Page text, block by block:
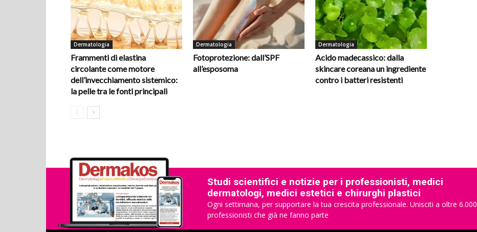
Dermatologia
Frammenti di elastina
circolante come motore
dell’invecchiamento sistemico:
la pelle tra le fonti principali
Dermatologia
Fotoprotezione: dall’SPF
all’esposoma
Dermatologia
Acido madecassico: dalla
skincare coreana un ingrediente
contro i batteri resistenti
Studi scientifici e notizie per i professionisti, medici
dermatologi, medici estetici e chirurghi plastici
Ogni settimana, per supportare la tua crescita professionale. Unisciti a oltre 6.000
professionisti che già ne fanno parte